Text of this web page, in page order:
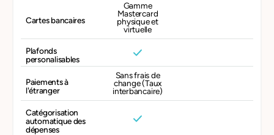
Cartes bancaires
Gamme
Mastercard
physique et
virtuelle
Plafonds
personalisables
Paiements à
l'étranger
Sans frais de
change (Taux
interbancaire)
Catégorisation
automatique des
dépenses